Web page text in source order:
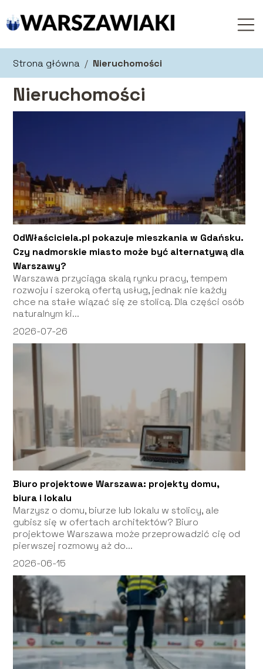
Strona główna / Nieruchomości
Nieruchomości
OdWłaściciela.pl pokazuje mieszkania w Gdańsku.
Czy nadmorskie miasto może być alternatywą dla
Warszawy?
Warszawa przyciąga skalą rynku pracy, tempem
rozwoju i szeroką ofertą usług, jednak nie każdy
chce na stałe wiązać się ze stolicą. Dla części osób
naturalnym ki...
2026-07-26
Biuro projektowe Warszawa: projekty domu,
biura i lokalu
Marzysz o domu, biurze lub lokalu w stolicy, ale
gubisz się w ofertach architektów? Biuro
projektowe Warszawa może przeprowadzić cię od
pierwszej rozmowy aż do...
2026-06-15